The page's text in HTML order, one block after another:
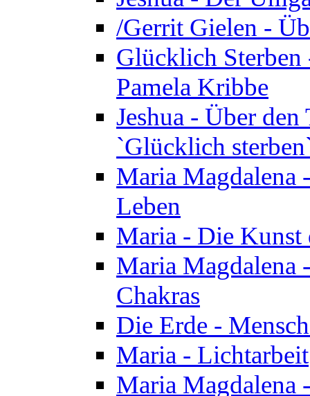
/Gerrit Gielen -
Glücklich
Pamela Kribbe
Jeshua - Über
`Glücklich
Maria Magdalena
Leben
Maria - Die Kunst
Maria Magdalena
Chakras
Die Erde -
Maria - Lichtarbeit
Maria Magdalena